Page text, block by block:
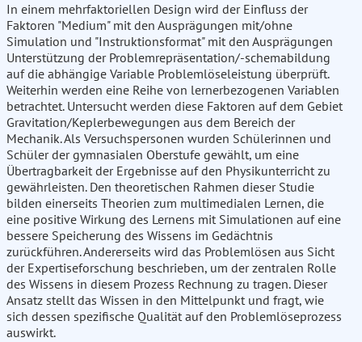
In einem mehrfaktoriellen Design wird der Einfluss der
Faktoren "Medium" mit den Ausprägungen mit/ohne
Simulation und "Instruktionsformat" mit den Ausprägungen
Unterstützung der Problemrepräsentation/-schemabildung
auf die abhängige Variable Problemlöseleistung überprüft.
Weiterhin werden eine Reihe von lernerbezogenen Variablen
betrachtet. Untersucht werden diese Faktoren auf dem Gebiet
Gravitation/Keplerbewegungen aus dem Bereich der
Mechanik. Als Versuchspersonen wurden Schülerinnen und
Schüler der gymnasialen Oberstufe gewählt, um eine
Übertragbarkeit der Ergebnisse auf den Physikunterricht zu
gewährleisten. Den theoretischen Rahmen dieser Studie
bilden einerseits Theorien zum multimedialen Lernen, die
eine positive Wirkung des Lernens mit Simulationen auf eine
bessere Speicherung des Wissens im Gedächtnis
zurückführen. Andererseits wird das Problemlösen aus Sicht
der Expertiseforschung beschrieben, um der zentralen Rolle
des Wissens in diesem Prozess Rechnung zu tragen. Dieser
Ansatz stellt das Wissen in den Mittelpunkt und fragt, wie
sich dessen spezifische Qualität auf den Problemlöseprozess
auswirkt.